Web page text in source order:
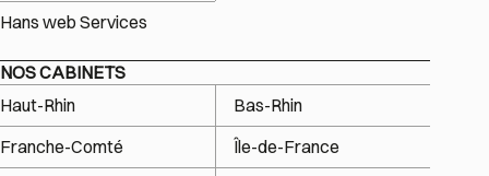
Hans web Services
NOS CABINETS
Haut-Rhin
Bas-Rhin
Franche-Comté
Île-de-France